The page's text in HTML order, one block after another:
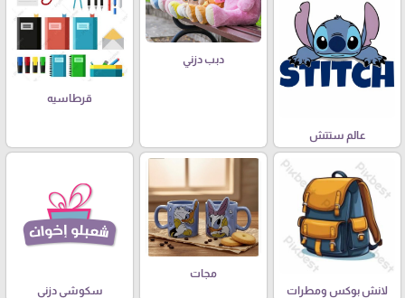
عالم ستتش
دبب دزني
قرطاسيه
لانش بوكس ومطرات
مجات
سكوشي دزني